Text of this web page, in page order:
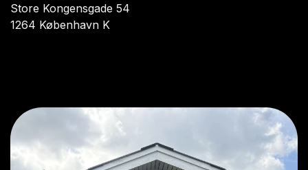
Store Kongensgade 54
1264 København K